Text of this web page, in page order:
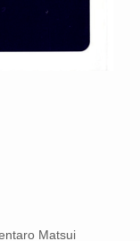
Matsui